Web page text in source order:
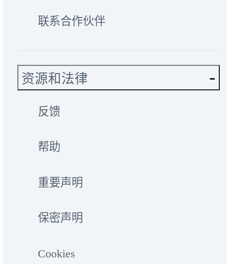
联系合作伙伴
资源和法律
反馈
帮助
重要声明
保密声明
Cookies